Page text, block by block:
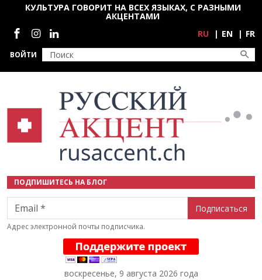
Перейти к основному содержанию
ВОЙТИ
КУЛЬТУРА ГОВОРИТ НА ВСЕХ ЯЗЫКАХ, С РАЗНЫМИ
АКЦЕНТАМИ
Социальные сети
RU EN FR
ПОДПИШИТЕСЬ НА БЛОГ
Email
Адрес электронной почты подписчика.
воскресенье, 9 августа 2026 года